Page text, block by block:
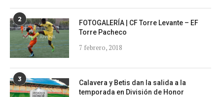
2
FOTOGALERÍA | CF Torre Levante – EF
Torre Pacheco
7 febrero, 2018
3
Calavera y Betis dan la salida a la
temporada en División de Honor